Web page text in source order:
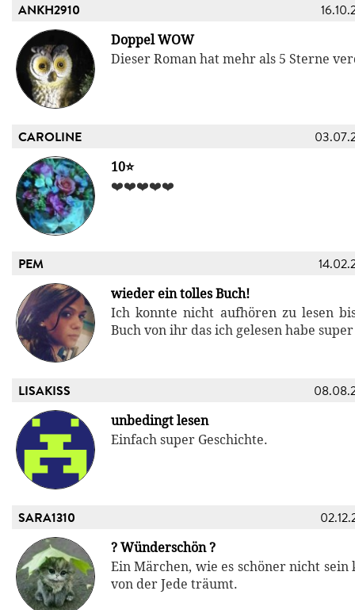
ANKH2910
Doppel WOW
Dieser Roman hat mehr als 5 Sterne
CAROLINE
10⭐
❤️❤️❤️❤️❤️
PEM
wieder ein tolles Buch!
Ich konnte nicht aufhören zu lesen
Buch von ihr das ich gelesen habe super
LISAKISS
unbedingt lesen
Einfach super Geschichte.
SARA1310
? Wünderschön ?
Ein Märchen, wie es schöner nicht sein
von der Jede träumt.